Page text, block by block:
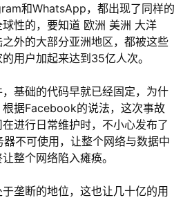
和WhatsApp，都出现了同样的
性的，要知道 欧洲 美洲 大洋
外的大部分亚洲地区，都被这些
用户加起来达到35亿人次。
基础的代码早就已经固定，为什
据Facebook的说法，这次事故
进行日常维护时，不小心发布了
不可使用，让整个网络与数据中
整个网络陷入瘫痪。
垄断的地位，这也让几十亿的用